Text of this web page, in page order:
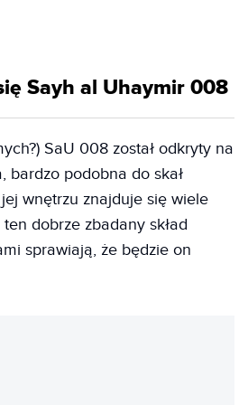
Sayh al Uhaymir 008
SaU 008 został odkryty na
bardzo podobna do skał
wnętrzu znajduje się wiele
dobrze zbadany skład
sprawiają, że będzie on